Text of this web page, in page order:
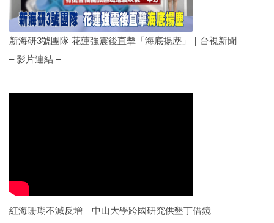
新海研3號團隊 花蓮強震後直擊「海底揚塵」｜台視新聞
– 影片連結 –
紅海珊瑚不減反增 中山大學跨國研究供墾丁借鏡